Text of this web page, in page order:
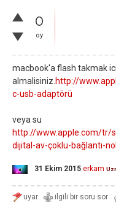
0
oy
macbook'a flash takmak
almalisiniz. http://
c-usb-adaptörü
veya su
http://www.apple.com/tr/
dijital-av-çoklu-bağlantı-
31 Ekim 2015 erkam